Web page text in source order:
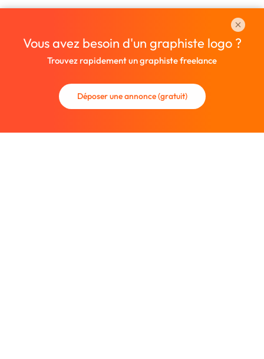
Vous avez besoin d'un graphiste logo ?
Trouvez rapidement un graphiste freelance
Déposer une annonce (gratuit)